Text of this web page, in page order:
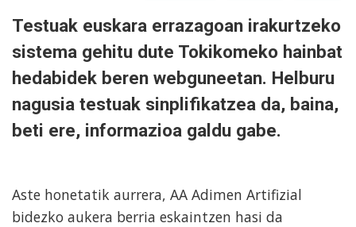
Testuak euskara errazagoan irakurtzeko
sistema gehitu dute Tokikomeko hainbat
hedabidek beren webguneetan. Helburu
nagusia testuak sinplifikatzea da, baina,
beti ere, informazioa galdu gabe.
Aste honetatik aurrera, AA Adimen Artifizial
bidezko aukera berria eskaintzen hasi da